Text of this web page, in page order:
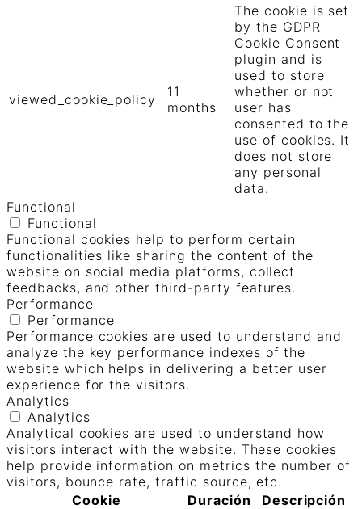
viewed_cookie_policy
11
months
The cookie is set
by the GDPR
Cookie Consent
plugin and is
used to store
whether or not
user has
consented to the
use of cookies. It
does not store
any personal
data.
Functional
Functional
Functional cookies help to perform certain
functionalities like sharing the content of the
website on social media platforms, collect
feedbacks, and other third-party features.
Performance
Performance
Performance cookies are used to understand and
analyze the key performance indexes of the
website which helps in delivering a better user
experience for the visitors.
Analytics
Analytics
Analytical cookies are used to understand how
visitors interact with the website. These cookies
help provide information on metrics the number of
visitors, bounce rate, traffic source, etc.
Cookie
Duración Descripción